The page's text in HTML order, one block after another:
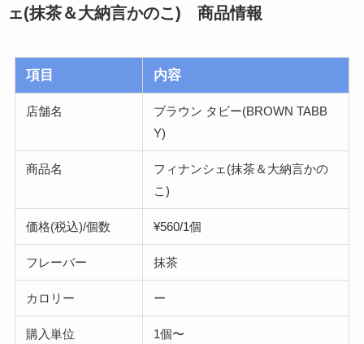
ェ(抹茶＆大納言かのこ) 商品情報
項目 内容
店舗名
ブラウン タビー(BROWN TABB
Y)
商品名
フィナンシェ(抹茶＆大納言かの
こ)
価格(税込)/個数 ¥560/1個
フレーバー 抹茶
カロリー ー
購入単位 1個〜